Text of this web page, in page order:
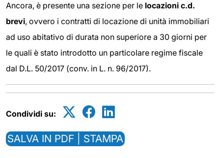
Ancora, è presente una sezione per le locazioni c.d.
brevi, ovvero i contratti di locazione di unità immobiliari
ad uso abitativo di durata non superiore a 30 giorni per
le quali è stato introdotto un particolare regime fiscale
dal D.L. 50/2017 (conv. in L. n. 96/2017).
Condividi su:
SALVA IN PDF | STAMPA